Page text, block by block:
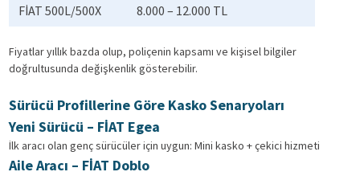
FİAT 500L/500X
8.000 – 12.000 TL
Fiyatlar yıllık bazda olup, poliçenin kapsamı ve kişisel bilgiler
doğrultusunda değişkenlik gösterebilir.
Sürücü Profillerine Göre Kasko Senaryoları
Yeni Sürücü – FİAT Egea
İlk aracı olan genç sürücüler için uygun: Mini kasko + çekici hizmeti
Aile Aracı – FİAT Doblo